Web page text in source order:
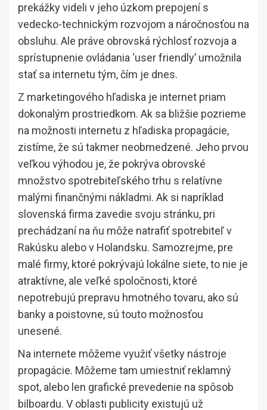
prekážky videli v jeho úzkom prepojení s
vedecko-technickým rozvojom a náročnosťou na
obsluhu. Ale práve obrovská rýchlosť rozvoja a
sprístupnenie ovládania ‘user friendly’ umožnila
stať sa internetu tým, čím je dnes.
Z marketingového hľadiska je internet priam
dokonalým prostriedkom. Ak sa bližšie pozrieme
na možnosti internetu z hľadiska propagácie,
zistíme, že sú takmer neobmedzené. Jeho prvou
veľkou výhodou je, že pokrýva obrovské
množstvo spotrebiteľského trhu s relatívne
malými finančnými nákladmi. Ak si napríklad
slovenská firma zavedie svoju stránku, pri
prechádzaní na ňu môže natrafiť spotrebiteľ v
Rakúsku alebo v Holandsku. Samozrejme, pre
malé firmy, ktoré pokrývajú lokálne siete, to nie je
atraktívne, ale veľké spoločnosti, ktoré
nepotrebujú prepravu hmotného tovaru, ako sú
banky a poistovne, sú touto možnosťou
unesené.
Na internete môžeme využiť všetky nástroje
propagácie. Môžeme tam umiestniť reklamný
spot, alebo len grafické prevedenie na spôsob
bilboardu. V oblasti publicity existujú už